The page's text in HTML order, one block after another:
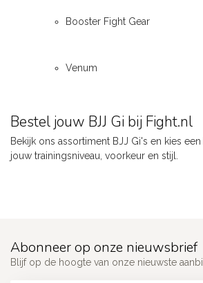
Booster Fight Gear
Venum
Bestel jouw BJJ Gi bij Fight.nl
Bekijk ons assortiment BJJ Gi's en kies
jouw trainingsniveau, voorkeur en stijl.
Abonneer op onze nieuwsbrief
Blijf op de hoogte van onze nieuwste